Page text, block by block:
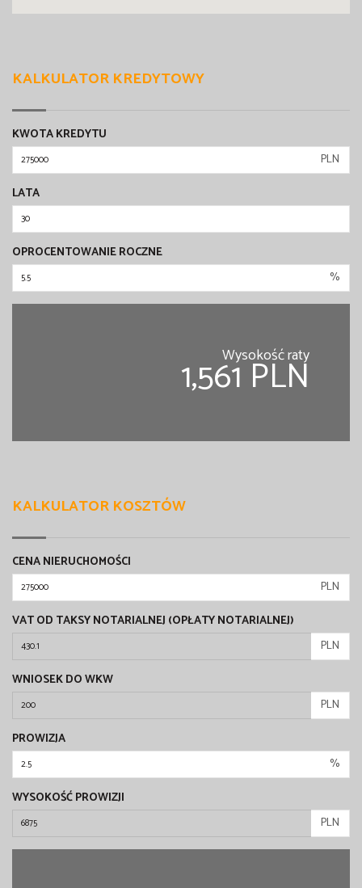
KALKULATOR KREDYTOWY
KWOTA KREDYTU
PLN
LATA
OPROCENTOWANIE ROCZNE
%
Wysokość raty
1,561 PLN
KALKULATOR KOSZTÓW
CENA NIERUCHOMOŚCI
PLN
VAT OD TAKSY NOTARIALNEJ (OPŁATY NOTARIALNEJ)
PLN
WNIOSEK DO WKW
PLN
PROWIZJA
%
WYSOKOŚĆ PROWIZJI
PLN